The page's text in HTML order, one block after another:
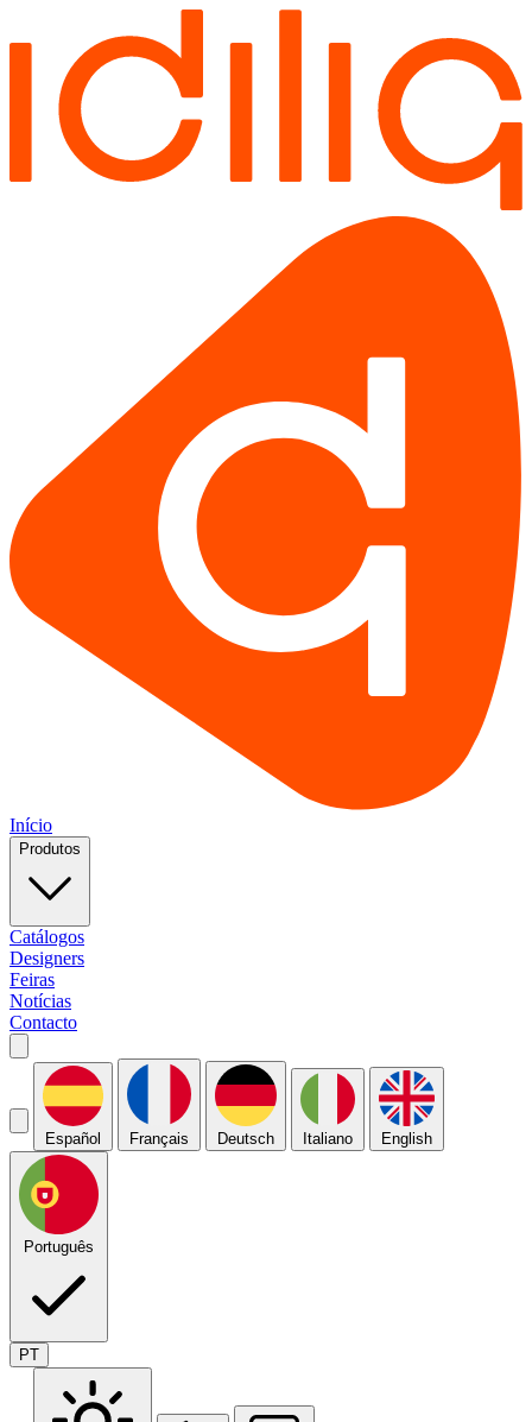
Início
Produtos
Catálogos
Designers
Feiras
Notícias
Contacto
Español Français Deutsch Italiano English
Português
PT